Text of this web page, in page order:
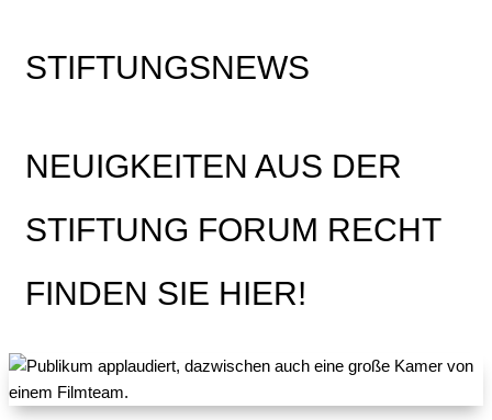
STIFTUNGSNEWS
NEUIGKEITEN AUS DER
STIFTUNG FORUM RECHT
FINDEN SIE HIER!